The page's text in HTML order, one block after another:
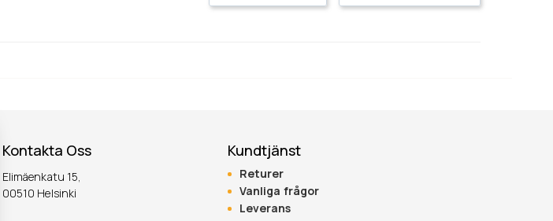
Kontakta Oss
Elimäenkatu 15,
00510 Helsinki
Kundtjänst
Returer
Vanliga frågor
Leverans